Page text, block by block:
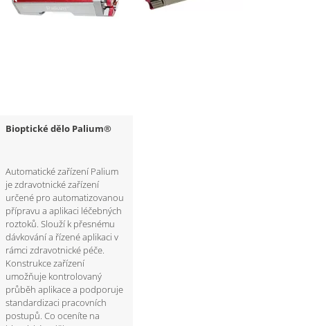
Bioptické dělo Palium®
Automatické zařízení Palium
je zdravotnické zařízení
určené pro automatizovanou
přípravu a aplikaci léčebných
roztoků. Slouží k přesnému
dávkování a řízené aplikaci v
rámci zdravotnické péče.
Konstrukce zařízení
umožňuje kontrolovaný
průběh aplikace a podporuje
standardizaci pracovních
postupů. Co oceníte na